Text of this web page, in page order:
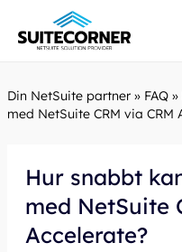
Din NetSuite partner » FAQ »
med NetSuite CRM via CRM
Hur snabbt
med NetSuite
Accelerate?